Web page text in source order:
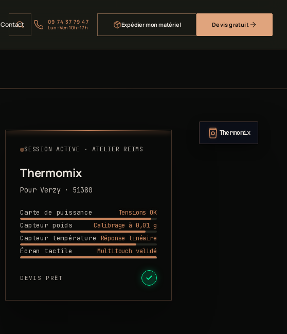
Contact 09 74 37 79 47
Lun–Ven 10h–17h Expédier mon matériel Devis gratuit
SESSION ACTIVE · ATELIER REIMS
Thermomix
Pour Verzy · 51380
Carte de puissance
Tensions OK
Capteur poids
Calibrage à 0,01 g
Capteur température Réponse linéaire
Écran tactile
Multitouch validé
DEVIS PRÊT
Thermomix